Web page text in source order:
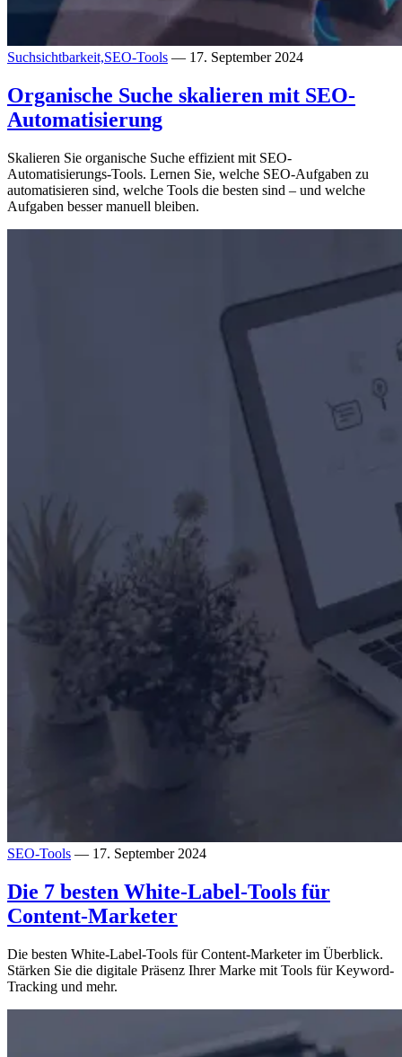
Suchsichtbarkeit,SEO-Tools — 17. September 2024
Organische Suche skalieren mit SEO-
Automatisierung
Skalieren Sie organische Suche effizient mit SEO-
Automatisierungs-Tools. Lernen Sie, welche SEO-Aufgaben zu
automatisieren sind, welche Tools die besten sind – und welche
Aufgaben besser manuell bleiben.
SEO-Tools — 17. September 2024
Die 7 besten White-Label-Tools für
Content-Marketer
Die besten White-Label-Tools für Content-Marketer im Überblick.
Stärken Sie die digitale Präsenz Ihrer Marke mit Tools für Keyword-
Tracking und mehr.